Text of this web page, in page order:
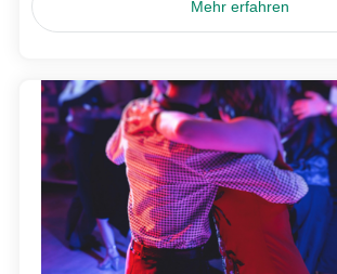
Mehr erfahren